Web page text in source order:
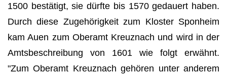
1500 bestätigt, sie dürfte bis 1570 gedauert haben.
Durch diese Zugehörigkeit zum Kloster Sponheim
kam Auen zum Oberamt Kreuznach und wird in der
Amtsbeschreibung von 1601 wie folgt erwähnt.
"Zum Oberamt Kreuznach gehören unter anderem